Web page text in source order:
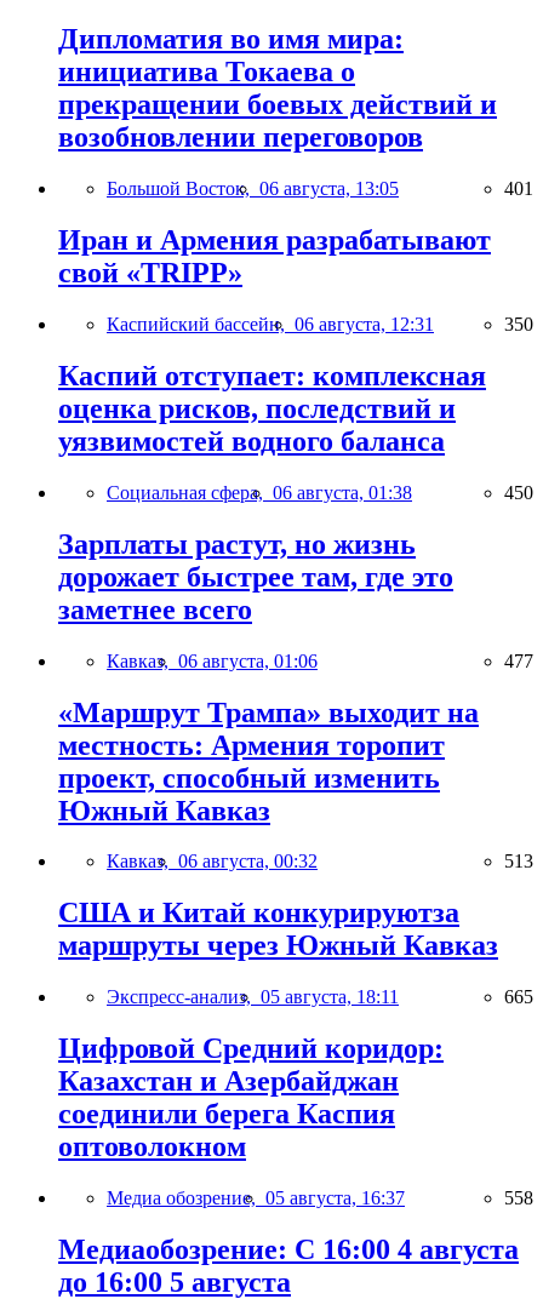
Дипломатия во имя мира:
инициатива Токаева о
прекращении боевых действий и
возобновлении переговоров
Большой Восток, 06 августа, 13:05 401
Иран и Армения разрабатывают
свой «TRIPP»
Каспийский бассейн, 06 августа, 12:31 350
Каспий отступает: комплексная
оценка рисков, последствий и
уязвимостей водного баланса
Социальная сфера, 06 августа, 01:38 450
Зарплаты растут, но жизнь
дорожает быстрее там, где это
заметнее всего
Кавказ, 06 августа, 01:06 477
«Маршрут Трампа» выходит на
местность: Армения торопит
проект, способный изменить
Южный Кавказ
Кавказ, 06 августа, 00:32 513
США и Китай конкурируютза
маршруты через Южный Кавказ
Экспресс-анализ, 05 августа, 18:11 665
Цифровой Средний коридор:
Казахстан и Азербайджан
соединили берега Каспия
оптоволокном
Медиа обозрение, 05 августа, 16:37 558
Медиаобозрение: С 16:00 4 августа
до 16:00 5 августа